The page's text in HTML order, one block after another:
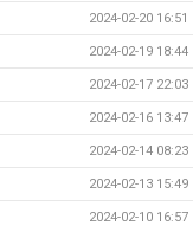
2024-02-20 16:51
2024-02-19 18:44
2024-02-17 22:03
2024-02-16 13:47
2024-02-14 08:23
2024-02-13 15:49
2024-02-10 16:57